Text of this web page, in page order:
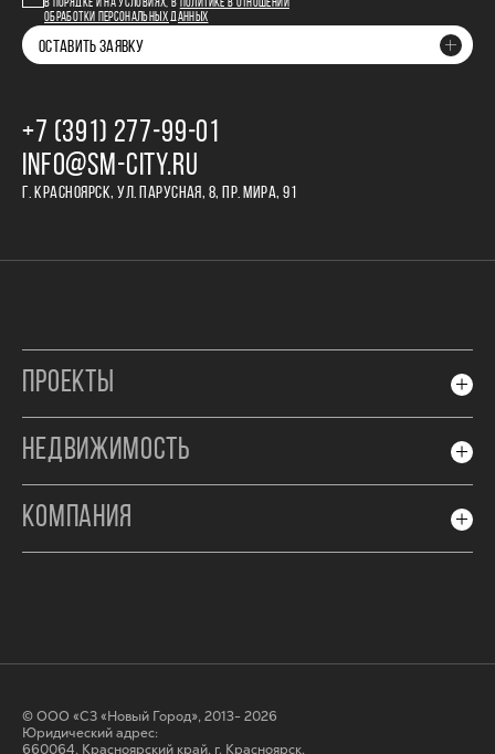
В ПОРЯДКЕ И НА УСЛОВИЯХ, В
ПОЛИТИКЕ В ОТНОШЕНИИ
ОБРАБОТКИ ПЕРСОНАЛЬНЫХ ДАННЫХ
ОСТАВИТЬ ЗАЯВКУ
+7 (391) 277‒99‒01
INFO@SM-CITY.RU
Г. КРАСНОЯРСК, УЛ. ПАРУСНАЯ, 8, ПР. МИРА, 91
ПРОЕКТЫ
НЕДВИЖИМОСТЬ
КОМПАНИЯ
© ООО «СЗ «Новый Город», 2013- 2026
Юридический адрес:
660064, Красноярский край, г. Красноярск,